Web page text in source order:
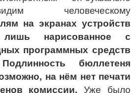
человеческому
на экранах устройств
лишь нарисованное с
программных средств
бюллетеня
на нём нет печати
комиссии. Уже было